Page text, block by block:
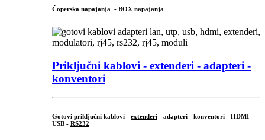
Čoperska napajanja - BOX napajanja
Priključni kablovi - extenderi - adapteri -
konventori
Gotovi priključni kablovi - extenderi - adapteri - konventori - HDMI -
USB - RS232